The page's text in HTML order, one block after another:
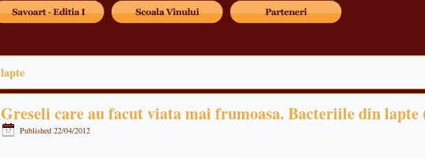
lapte
Greseli care au facut viata mai frumoasa. Bacteriile din lapte
Published 22/04/2012